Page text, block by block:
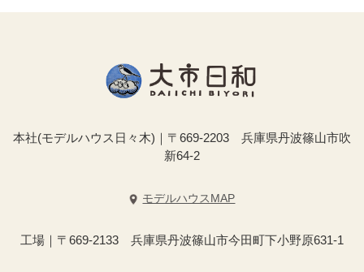
本社(モデルハウス日々木)｜〒669-2203 兵庫県丹波篠山市吹
新64-2
モデルハウスMAP
工場｜〒669-2133 兵庫県丹波篠山市今田町下小野原631-1